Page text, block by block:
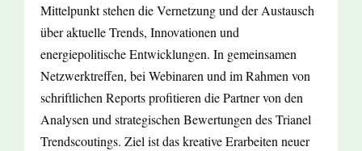
Mittelpunkt stehen die Vernetzung und der Austausch
über aktuelle Trends, Innovationen und
energiepolitische Entwicklungen. In gemeinsamen
Netzwerktreffen, bei Webinaren und im Rahmen von
schriftlichen Reports profitieren die Partner von den
Analysen und strategischen Bewertungen des Trianel
Trendscoutings. Ziel ist das kreative Erarbeiten neuer